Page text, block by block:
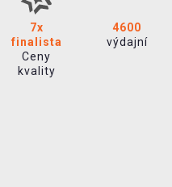
7x
finalista
Ceny
kvality
4600
výdajní